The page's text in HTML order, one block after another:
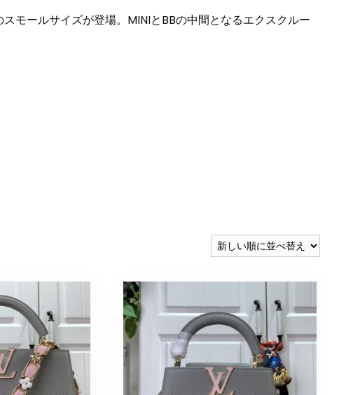
モールサイズが登場。MINIとBBの中間となるエクスクルー